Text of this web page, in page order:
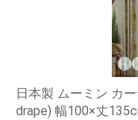
日本製 ムーミン カ
drape) 幅100×丈